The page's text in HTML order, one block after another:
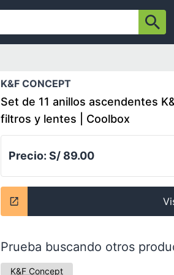
K&F CONCEPT
Set de 11 anillos ascendentes
filtros y lentes | Coolbox
Precio: S/ 89.00
Prueba buscando otros
K&F Concept